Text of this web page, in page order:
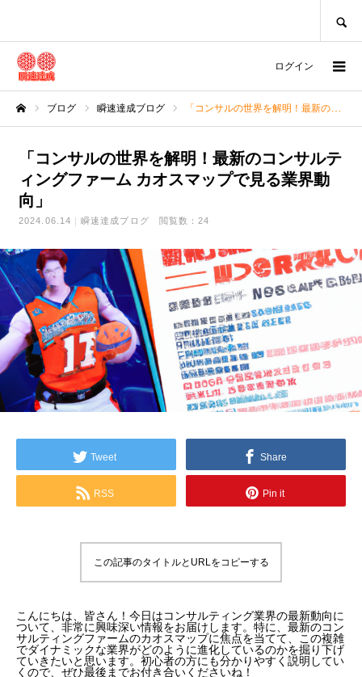
ログイン
ブログ 瞬速達成ブログ 「コンサルの世界を解明！最新のコンサルティングファーム カオスマップで見る業界動向」
「コンサルの世界を解明！最新のコンサルテ
ィングファーム カオスマップで見る業界動
向」
2024.06.14 瞬速達成ブログ 閲覧数：24
Tweet Share
RSS Pin it
この記事のタイトルとURLをコピーする
こんにちは、皆さん！今日はコンサルティング業界の最新動向に
ついて、非常に興味深い情報をお届けします。特に、最新のコン
サルティングファームのカオスマップに焦点を当てて、この複雑
でダイナミックな業界がどのように進化しているのかを掘り下げ
ていきたいと思います。初心者の方にも分かりやすく説明してい
くので、ぜひ最後までお付き合いくださいね！